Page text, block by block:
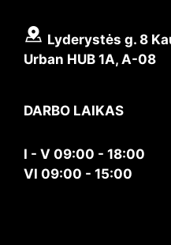
Lyderystės g. 8
Urban HUB 1A, A-08
DARBO LAIKAS
I - V 09:00 - 18:00
VI 09:00 - 15:00